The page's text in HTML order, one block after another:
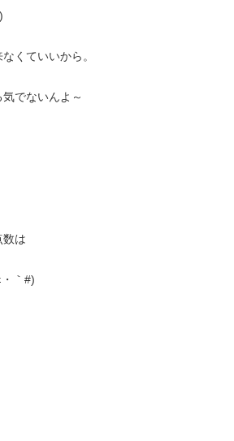
くていいから。
でないんよ～
数は
｀#)